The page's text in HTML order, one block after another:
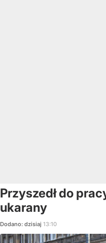
Przyszedł do
ukarany
Dodano: dzisiaj 13:10